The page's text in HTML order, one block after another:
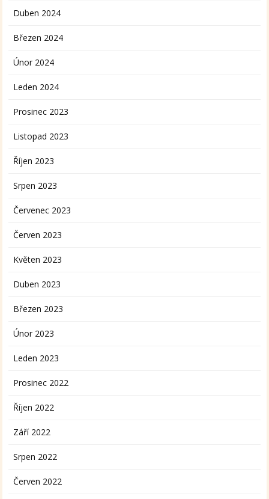
Duben 2024
Březen 2024
Únor 2024
Leden 2024
Prosinec 2023
Listopad 2023
Říjen 2023
Srpen 2023
Červenec 2023
Červen 2023
Květen 2023
Duben 2023
Březen 2023
Únor 2023
Leden 2023
Prosinec 2022
Říjen 2022
Září 2022
Srpen 2022
Červen 2022